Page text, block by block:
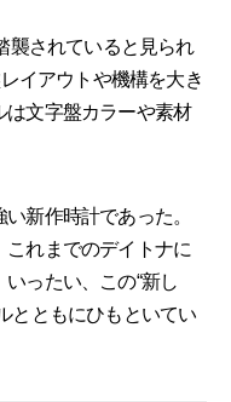
襲されていると見られ
イアウトや機構を大き
は文字盤カラーや素材
新作時計であった。
これまでのデイトナに
ったい、この“新し
とともにひもといてい